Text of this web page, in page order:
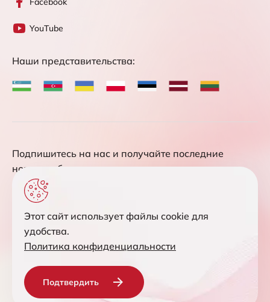
Наши представительства:
YouTube
Подпишитесь на нас и получайте последние
новости обновления
Отправить запрос
Соглашаюсь с обработкой персональных данных
Этот сайт использует файлы cookie для
удобства.
Политика конфиденциальности
Подтвердить